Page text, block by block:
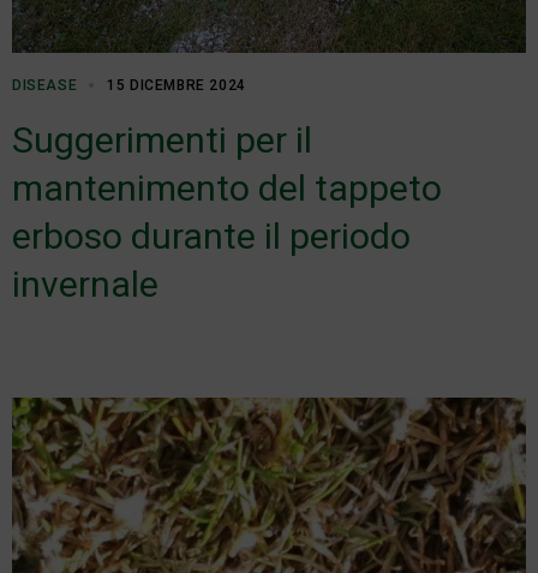
DISEASE 15 DICEMBRE 2024
Suggerimenti per il
mantenimento del tappeto
erboso durante il periodo
invernale